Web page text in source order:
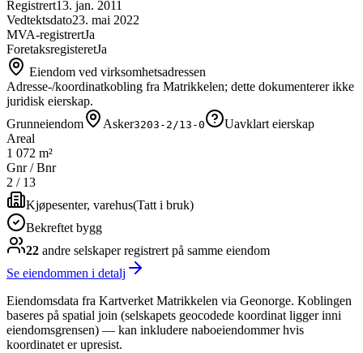
Registrert13. jan. 2011
Vedtektsdato23. mai 2022
MVA-registrertJa
ForetaksregisteretJa
Eiendom ved virksomhetsadressen
Adresse-/koordinatkobling fra Matrikkelen; dette dokumenterer ikke
juridisk eierskap.
Grunneiendom
Asker3203-2/13-0
Uavklart eierskap
Areal
1 072 m²
Gnr / Bnr
2 / 13
Kjøpesenter, varehus(Tatt i bruk)
Bekreftet bygg
22 andre selskaperregistrert på samme eiendom
Se eiendommen i detalj
Eiendomsdata fra Kartverket Matrikkelen via Geonorge. Koblingen
baseres på spatial join (selskapets geocodede koordinat ligger inni
eiendomsgrensen) — kan inkludere naboeiendommer hvis
koordinatet er upresist.